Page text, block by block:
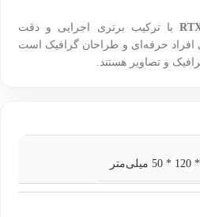
با ترکیب برتری اجرایی و دقت
افراد حرفه‌ای و طراحان گرافیک است
و تصاویر هستند.